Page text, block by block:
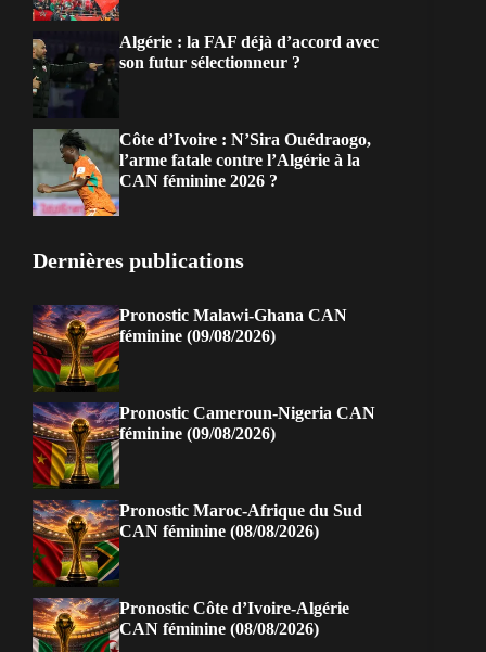
Algérie : la FAF déjà d’accord avec
son futur sélectionneur ?
Côte d’Ivoire : N’Sira Ouédraogo,
l’arme fatale contre l’Algérie à la
CAN féminine 2026 ?
Dernières publications
Pronostic Malawi-Ghana CAN
féminine (09/08/2026)
Pronostic Cameroun-Nigeria CAN
féminine (09/08/2026)
Pronostic Maroc-Afrique du Sud
CAN féminine (08/08/2026)
Pronostic Côte d’Ivoire-Algérie
CAN féminine (08/08/2026)